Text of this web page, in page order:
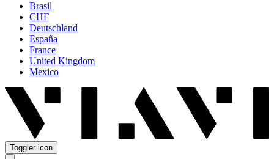
Brasil
СНГ
Deutschland
España
France
United Kingdom
Mexico
Toggler icon